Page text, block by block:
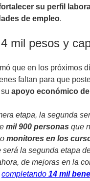
su perfil
de empleo.
mil pesos y
que en los próximos
faltan para que
apoyo económico
etapa, la segunda
mil 900 personas que
monitores en los
será la segunda etapa
de mejoras en la
completando 14 mil